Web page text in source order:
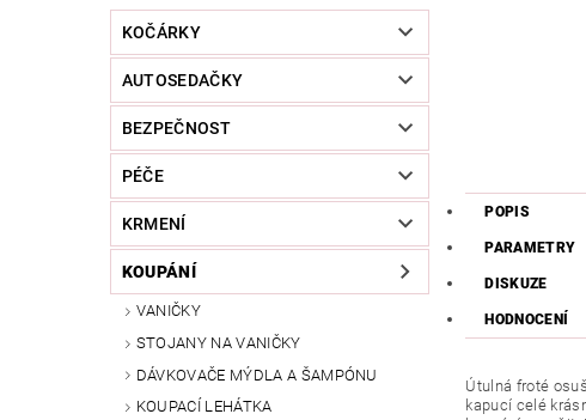
KOČÁRKY
AUTOSEDAČKY
BEZPEČNOST
PÉČE
KRMENÍ
KOUPÁNÍ
VANIČKY
STOJANY NA VANIČKY
DÁVKOVAČE MÝDLA A ŠAMPÓNU
KOUPACÍ LEHÁTKA
POPIS
PARAMETRY
DISKUZE
HODNOCENÍ
Útulná froté
kapucí celé